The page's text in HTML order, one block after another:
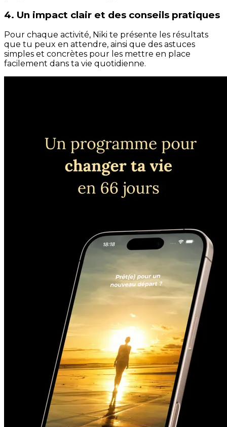
4. Un impact clair et des conseils pratiques
Pour chaque activité, Niki te présente les résultats
que tu peux en attendre, ainsi que des astuces
simples et concrètes pour les mettre en place
facilement dans ta vie quotidienne.